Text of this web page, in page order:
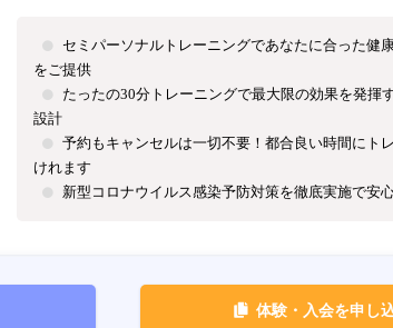
セミパーソナルトレーニングであなたに合った健
をご提供
たったの30分トレーニングで最大限の効果を発揮
設計
予約もキャンセルは一切不要！都合良い時間にト
けれます
新型コロナウイルス感染予防対策を徹底実施で安心
体験・入会を申し